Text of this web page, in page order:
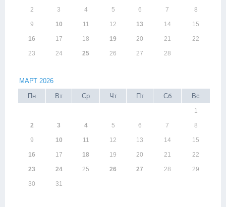
2 3 4 5 6 7 8
9 10 11 12 13 14 15
16 17 18 19 20 21 22
23 24 25 26 27 28
МАРТ 2026
Пн
Вт Ср Чт Пт Сб Вс
1
2 3 4 5 6 7 8
9 10 11 12 13 14 15
16 17 18 19 20 21 22
23 24 25 26 27 28 29
30 31